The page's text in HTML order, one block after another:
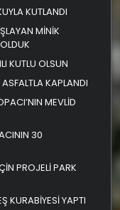
KUTLANDI
MİNİK
KUTLU OLSUN
KAPLANDI
MEVLİD
30
PROJELİ PARK
KURABİYESİ YAPTI